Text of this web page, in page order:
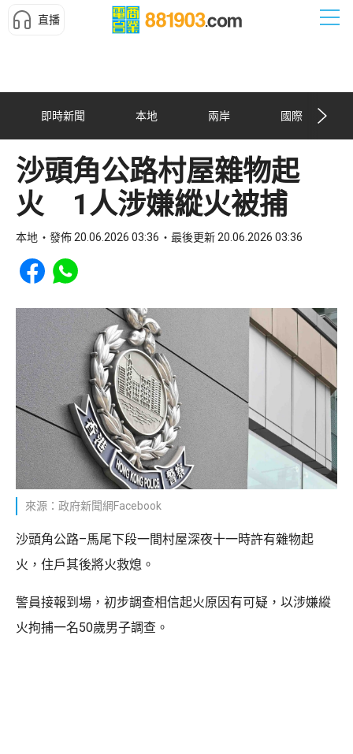
直播
即時新聞 本地 兩岸 國際
沙頭角公路村屋雜物起
火 1人涉嫌縱火被捕
本地 發佈 20.06.2026 03:36 最後更新 20.06.2026 03:36
Share to Facebook
Share to WhatsApp
來源：政府新聞網Facebook
沙頭角公路–馬尾下段一間村屋深夜十一時許有雜物起
火，住戶其後將火救熄。
警員接報到場，初步調查相信起火原因有可疑，以涉嫌縱
火拘捕一名50歲男子調查。